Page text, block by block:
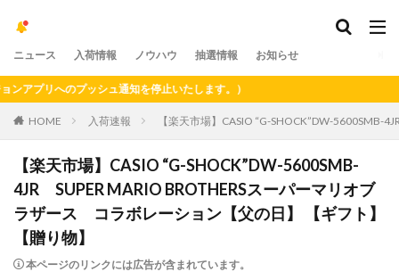
ニュース 入荷情報 ノウハウ 抽選情報 お知らせ
リへのプッシュ通知を停止いたします。）
HOME 入荷速報 【楽天市場】CASIO “G-SHOCK”DW-
【楽天市場】CASIO “G-SHOCK”DW-5600SMB-
4JR SUPER MARIO BROTHERSスーパーマリオブ
ラザース コラボレーション【父の日】 【ギフト】
【贈り物】
本ページのリンクには広告が含まれています。